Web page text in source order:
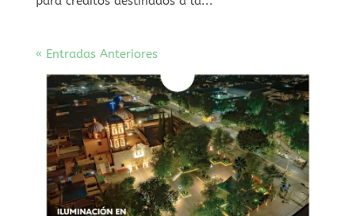
« Entradas Anteriores